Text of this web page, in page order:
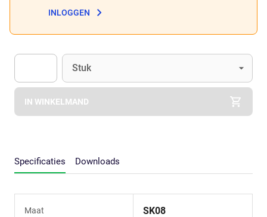
INLOGGEN
Apok.Product.Detail.AddToCart.Quantity (Optioneel)
Eenheid
Stuk
IN WINKELMAND
Specificaties Downloads
Maat SK08